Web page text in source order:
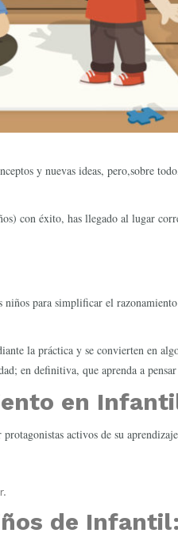
y nuevas ideas, pero,sobre
con éxito, has llegado al lugar
niños para simplificar el
la práctica y se convierten en
en definitiva, que aprenda a pensar
en
protagonistas activos de su
de Infantil: